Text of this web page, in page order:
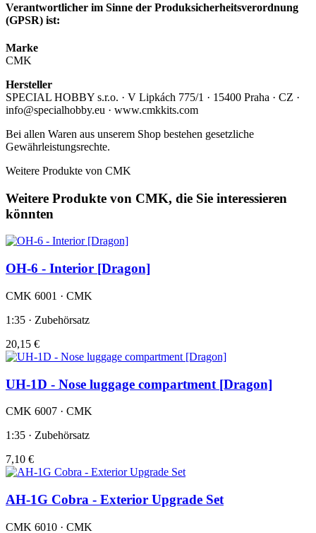
Verantwortlicher im Sinne der Produksicherheitsverordnung
(GPSR) ist:
Marke
CMK
Hersteller
SPECIAL HOBBY s.r.o. · V Lipkách 775/1 · 15400 Praha · CZ ·
info@specialhobby.eu · www.cmkkits.com
Bei allen Waren aus unserem Shop bestehen gesetzliche
Gewährleistungsrechte.
Weitere Produkte von CMK
Weitere Produkte von CMK, die Sie interessieren
könnten
OH-6 - Interior [Dragon]
CMK 6001 · CMK
1:35 · Zubehörsatz
20,15 €
UH-1D - Nose luggage compartment [Dragon]
CMK 6007 · CMK
1:35 · Zubehörsatz
7,10 €
AH-1G Cobra - Exterior Upgrade Set
CMK 6010 · CMK